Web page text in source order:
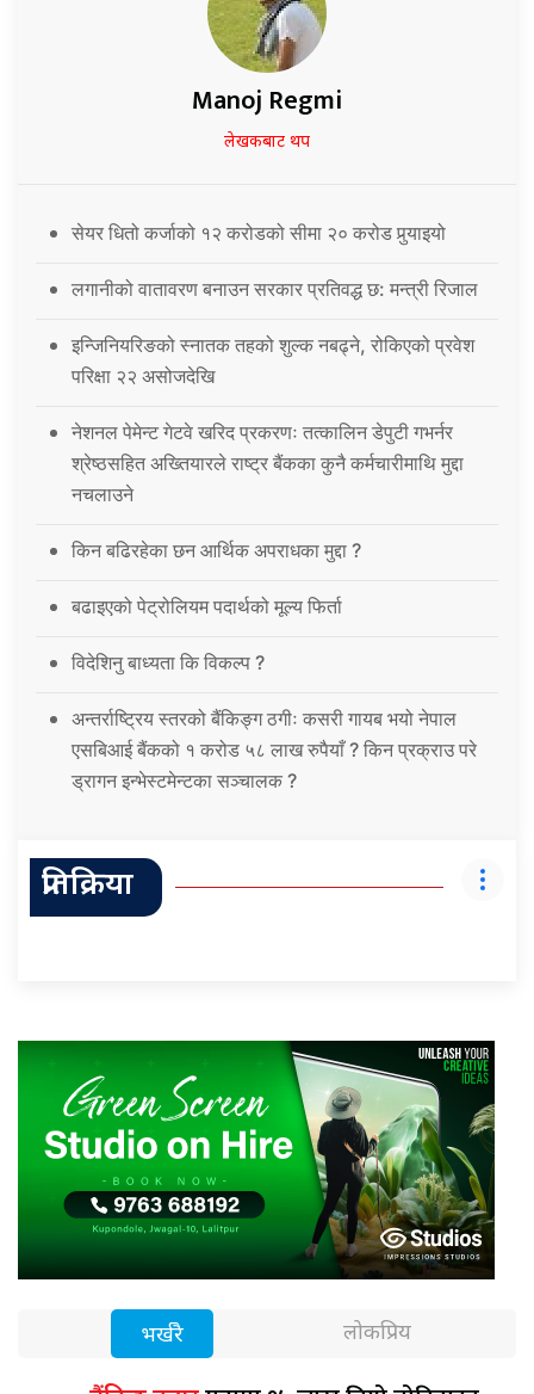
Manoj Regmi
लेखकबाट थप
सेयर धितो कर्जाको १२ करोडको सीमा २० करोड पुर्‍याइयो
लगानीको वातावरण बनाउन सरकार प्रतिवद्ध छ: मन्त्री रिजाल
इन्जिनियरिङको स्नातक तहको शुल्क नबढ्ने, रोकिएको प्रवेश
परिक्षा २२ असोजदेखि
नेशनल पेमेन्ट गेटवे खरिद प्रकरणः तत्कालिन डेपुटी गभर्नर
श्रेष्ठसहित अख्तियारले राष्ट्र बैंकका कुनै कर्मचारीमाथि मुद्दा
नचलाउने
किन बढिरहेका छन आर्थिक अपराधका मुद्दा ?
बढाइएको पेट्रोलियम पदार्थको मूल्य फिर्ता
विदेशिनु बाध्यता कि विकल्प ?
अन्तर्राष्ट्रिय स्तरको बैंकिङ्ग ठगीः कसरी गायब भयो नेपाल
एसबिआई बैंकको १ करोड ५८ लाख रुपैयाँ ? किन प्रक्राउ परे
ड्रागन इन्भेस्टमेन्टका सञ्चालक ?
प्रतिक्रिया
भर्खरै लोकप्रिय